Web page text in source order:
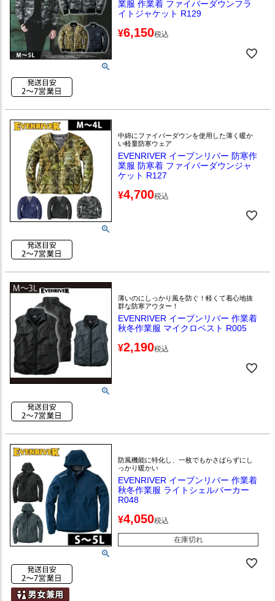
業服 作業着 ファイバーダウンフラ
イトジャケット R129
¥6,150税込
中綿にファイバーダウンを使用した薄く暖か
い軽量防寒ウェア
EVENRIVER イーブンリバー 防寒作
業服 防寒着 ファイバーダウンジャ
ケット R127
¥4,700税込
薄いのにしっかり風を防ぐ！軽くて着心地抜
群な防寒アウター！
EVENRIVER イーブンリバー 作業着
秋冬作業服 マイクロベスト R005
¥2,190税込
防風機能に特化し、一枚でもかさばらずにし
っかり暖かい
EVENRIVER イーブンリバー 作業着
秋冬作業服 ライトシェルパーカー
R048
¥4,050税込
在庫切れ